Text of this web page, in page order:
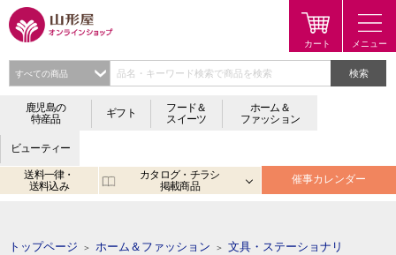
検索
鹿児島の
特産品
ギフト
フード＆
スイーツ
ホーム＆
ファッション
ビューティー
送料一律・
送料込み
カタログ・チラシ
掲載商品
催事カレンダー
トップページ ＞ ホーム＆ファッション ＞ 文具・ステーショナリ